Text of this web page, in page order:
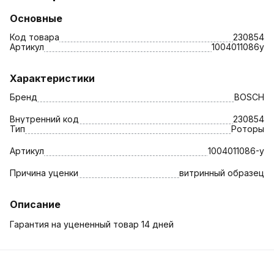
Основные
Код товара
230854
Артикул
1004011086у
Характеристики
Бренд BOSCH
Внутренний код
230854
Тип
Роторы
Артикул 1004011086-у
Причина уценки витринный образец
Описание
Гарантия на уцененный товар 14 дней